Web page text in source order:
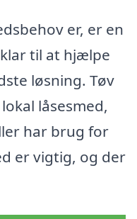
er, er en
til at hjælpe
løsning. Tøv
låsesmed,
har brug for
er vigtig, og der